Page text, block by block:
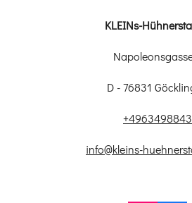
KLEINs-
D - 76831
+4963498843
info@kleins-